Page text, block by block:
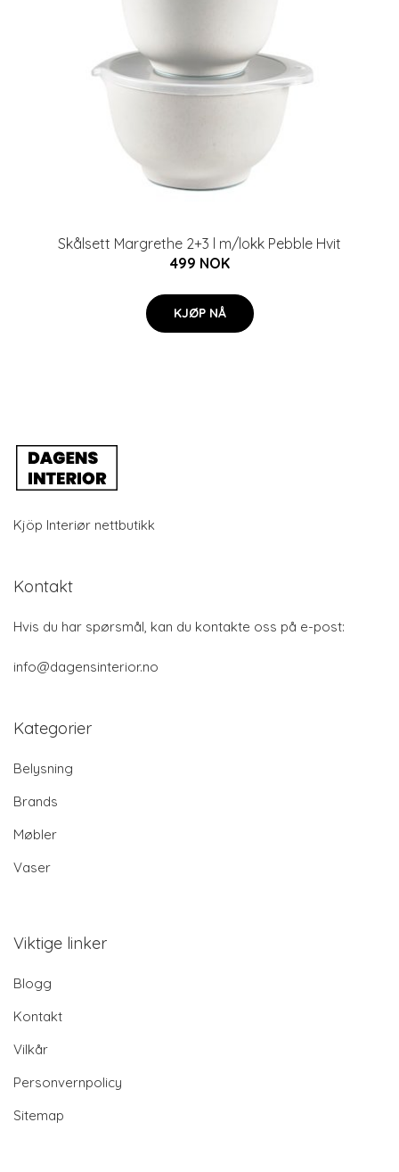
Skålsett Margrethe 2+3 l m/lokk Pebble Hvit
499 NOK
KJØP NÅ
Kjöp Interiør nettbutikk
Kontakt
Hvis du har spørsmål, kan du kontakte oss på e-post:
info@dagensinterior.no
Kategorier
Belysning
Brands
Møbler
Vaser
Viktige linker
Blogg
Kontakt
Vilkår
Personvernpolicy
Sitemap